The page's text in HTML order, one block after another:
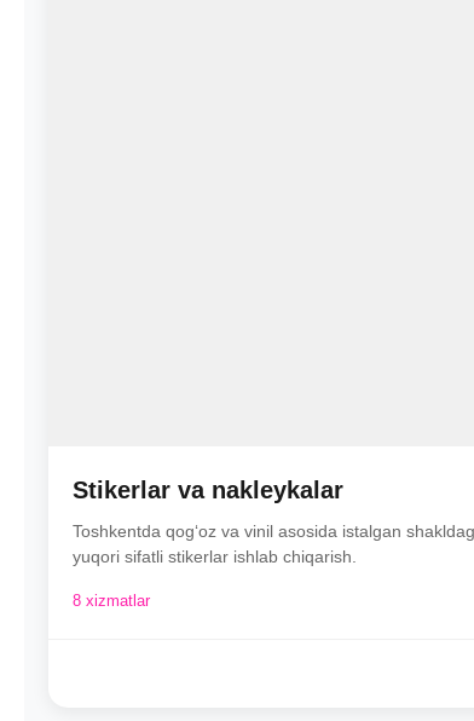
Stikerlar va nakleykalar
Toshkentda qog‘oz va vinil asosida istalgan
yuqori sifatli stikerlar ishlab chiqarish.
8 xizmatlar